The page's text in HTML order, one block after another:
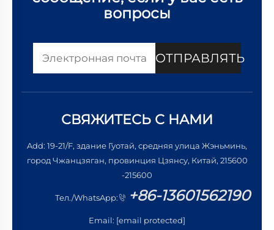
вопросы
ОТПРАВЛЯТЬ
СВЯЖИТЕСЬ С НАМИ
Add: 19-21/F, здание Гуотай, средняя улица Жэньминь,
город Чжанцзяган, провинция Цзянсу, Китай, 215600
-215600
Тел./WhatsApp: +86-13601562190
Email: [email protected]